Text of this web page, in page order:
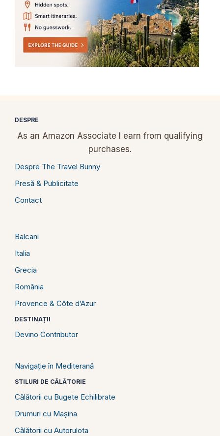
DESPRE
As an Amazon Associate I earn from qualifying
purchases.
Despre The Travel Bunny
Presă & Publicitate
Contact
Balcani
Italia
Grecia
România
Provence & Côte d’Azur
DESTINAȚII
Devino Contributor
Navigație în Mediterană
STILURI DE CĂLĂTORIE
Călătorii cu Bugete Echilibrate
Drumuri cu Mașina
Călătorii cu Autorulota